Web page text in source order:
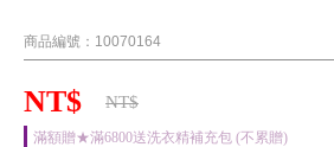
商品編號： 10070164
NT$ NT$
滿額贈★滿6800送洗衣精補充包 (不累贈)